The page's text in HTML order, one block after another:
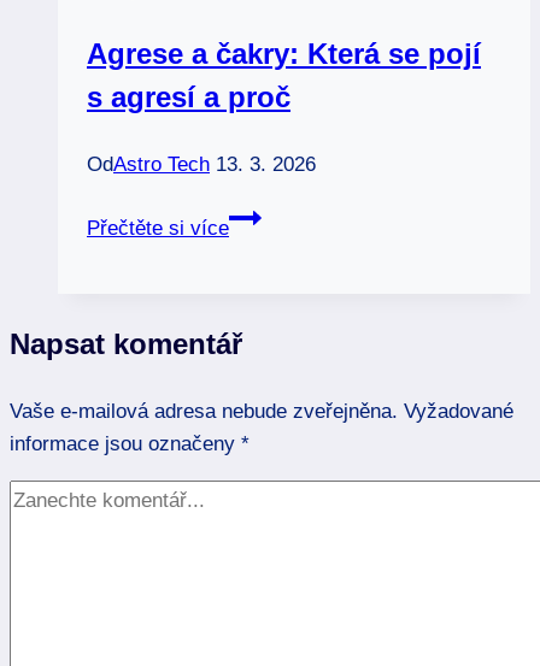
zdraví
Agrese a čakry: Která se pojí
s agresí a proč
OdAstro Tech 13. 3. 2026
Přečtěte si více
Agrese
se
s
agresí
a
Napsat komentář
Vaše e-mailová adresa nebude zveřejněna. Vyžadované
informace jsou označeny *